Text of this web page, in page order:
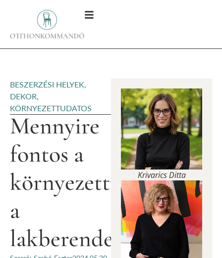
BESZERZÉSI HELYEK
DEKOR
KÖRNYEZETTUDATOS
Mennyire
fontos a
környezettudatosság
a
lakberendezésben?
Krivarics Ditta